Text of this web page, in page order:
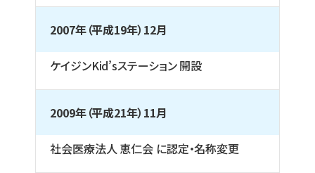
2007年（平成19年）12月
ケイジンKid’sステーション 開設
2009年（平成21年）11月
社会医療法人 恵仁会 に認定・名称変更